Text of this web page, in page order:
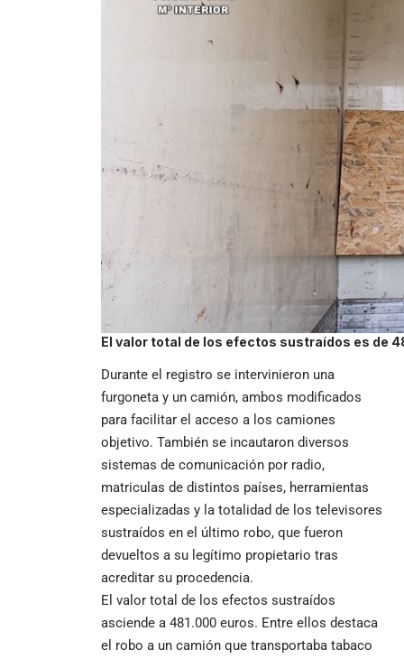
El valor total de los efectos sustraídos es de
Durante el registro se intervinieron una
furgoneta y un camión, ambos modificados
para facilitar el acceso a los camiones
objetivo. También se incautaron diversos
sistemas de comunicación por radio,
matriculas de distintos países, herramientas
especializadas y la totalidad de los televisores
sustraídos en el último robo, que fueron
devueltos a su legítimo propietario tras
acreditar su procedencia.
El valor total de los efectos sustraídos
asciende a 481.000 euros. Entre ellos destaca
el robo a un camión que transportaba tabaco